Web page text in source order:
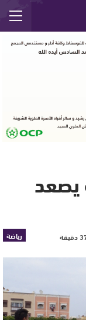
يصعد
رياضة